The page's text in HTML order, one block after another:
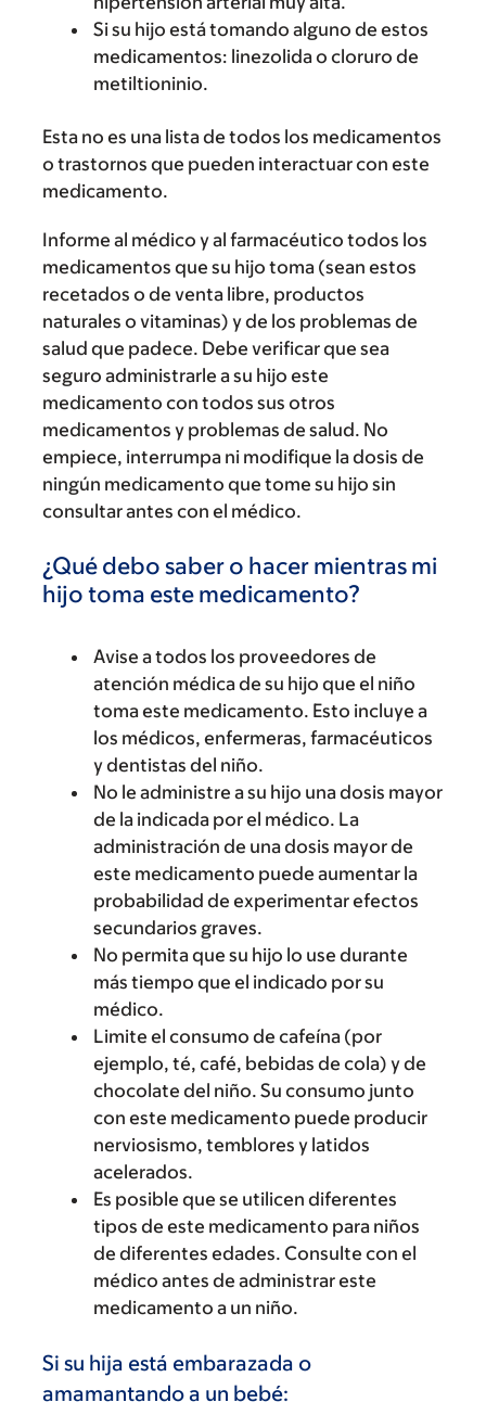
Si su hijo está tomando alguno de estos
medicamentos: linezolida o cloruro de
metiltioninio.
Esta no es una lista de todos los medicamentos
o trastornos que pueden interactuar con este
medicamento.
Informe al médico y al farmacéutico todos los
medicamentos que su hijo toma (sean estos
recetados o de venta libre, productos
naturales o vitaminas) y de los problemas de
salud que padece. Debe verificar que sea
seguro administrarle a su hijo este
medicamento con todos sus otros
medicamentos y problemas de salud. No
empiece, interrumpa ni modifique la dosis de
ningún medicamento que tome su hijo sin
consultar antes con el médico.
¿Qué debo saber o hacer mientras mi
hijo toma este medicamento?
Avise a todos los proveedores de
atención médica de su hijo que el niño
toma este medicamento. Esto incluye a
los médicos, enfermeras, farmacéuticos
y dentistas del niño.
No le administre a su hijo una dosis mayor
de la indicada por el médico. La
administración de una dosis mayor de
este medicamento puede aumentar la
probabilidad de experimentar efectos
secundarios graves.
No permita que su hijo lo use durante
más tiempo que el indicado por su
médico.
Limite el consumo de cafeína (por
ejemplo, té, café, bebidas de cola) y de
chocolate del niño. Su consumo junto
con este medicamento puede producir
nerviosismo, temblores y latidos
acelerados.
Es posible que se utilicen diferentes
tipos de este medicamento para niños
de diferentes edades. Consulte con el
médico antes de administrar este
medicamento a un niño.
Si su hija está embarazada o
amamantando a un bebé: